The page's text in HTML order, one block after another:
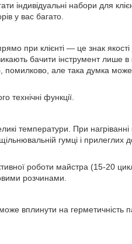
індивідуальні набори для
у вас багато.
при клієнті — це знак якості
бачити інструмент лише в
помилково, але така думка
технічні функції.
температури. При нагріванні
гумці і прилеглих
роботи майстра (15-20
розчинами.
вплинути на герметичність